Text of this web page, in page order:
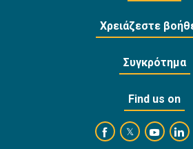
Χρειάζεστε
Συγκρότημα
Find us on
https://
https://
https://